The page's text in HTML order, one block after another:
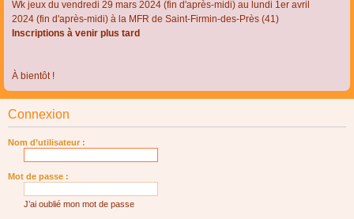
Wk jeux du vendredi 29 mars 2024 (fin d'après-midi) au lundi 1er avril
2024 (fin d'après-midi) à la MFR de Saint-Firmin-des-Près (41)
Inscriptions à venir plus tard
À bientôt !
Connexion
Nom d’utilisateur :
Mot de passe :
J’ai oublié mon mot de passe